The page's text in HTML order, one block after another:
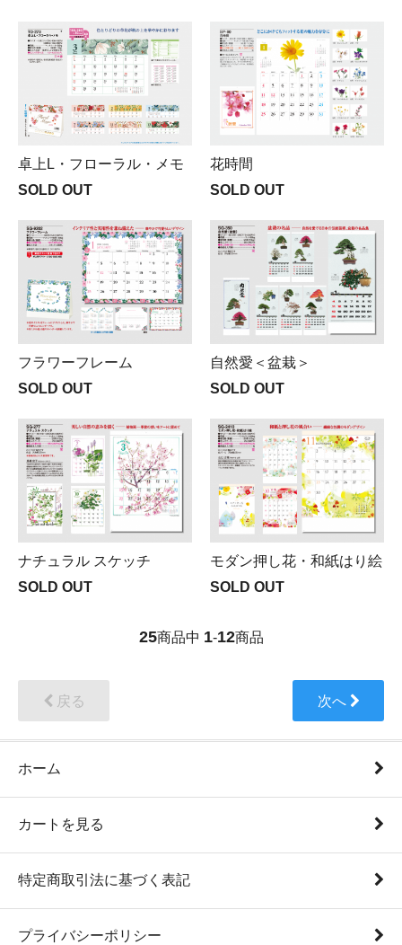
卓上L・フローラル・メモ
SOLD OUT
花時間
SOLD OUT
フラワーフレーム
SOLD OUT
自然愛＜盆栽＞
SOLD OUT
ナチュラル スケッチ
SOLD OUT
モダン押し花・和紙はり絵
SOLD OUT
25商品中 1-12商品
戻る 次へ
ホーム
カートを見る
特定商取引法に基づく表記
プライバシーポリシー